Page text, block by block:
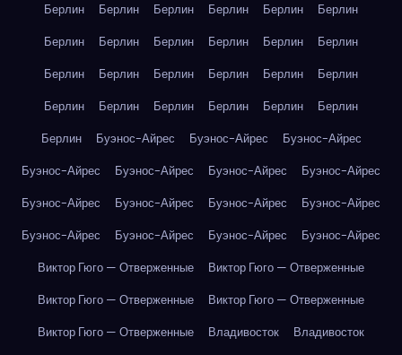
Берлин
Берлин Берлин Берлин Берлин
Берлин
Берлин
Берлин Берлин Берлин Берлин
Берлин
Берлин
Берлин Берлин Берлин Берлин
Берлин
Берлин
Берлин Берлин Берлин Берлин
Берлин
Берлин
Буэнос-Айрес Буэнос-Айрес
Буэнос-Айрес
Буэнос-Айрес
Буэнос-Айрес Буэнос-Айрес
Буэнос-Айрес
Буэнос-Айрес
Буэнос-Айрес Буэнос-Айрес
Буэнос-Айрес
Буэнос-Айрес
Буэнос-Айрес Буэнос-Айрес
Буэнос-Айрес
Виктор Гюго — Отверженные
Виктор Гюго — Отверженные
Виктор Гюго — Отверженные
Виктор Гюго — Отверженные
Виктор Гюго — Отверженные
Владивосток
Владивосток